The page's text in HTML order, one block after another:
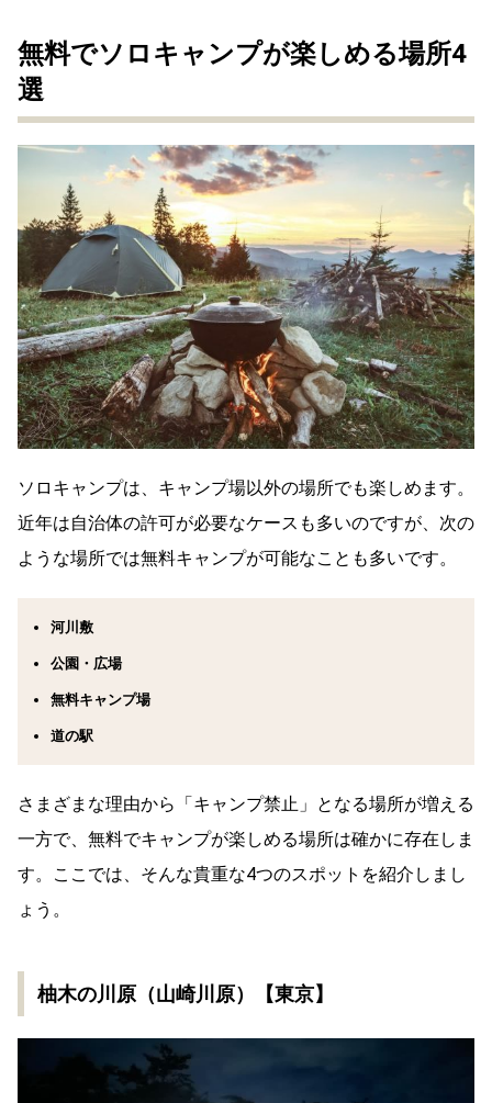
無料でソロキャンプが楽しめる場所4
選
ソロキャンプは、キャンプ場以外の場所でも楽しめます。
近年は自治体の許可が必要なケースも多いのですが、次の
ような場所では無料キャンプが可能なことも多いです。
河川敷
公園・広場
無料キャンプ場
道の駅
さまざまな理由から「キャンプ禁止」となる場所が増える
一方で、無料でキャンプが楽しめる場所は確かに存在しま
す。ここでは、そんな貴重な4つのスポットを紹介しまし
ょう。
柚木の川原（山崎川原）【東京】